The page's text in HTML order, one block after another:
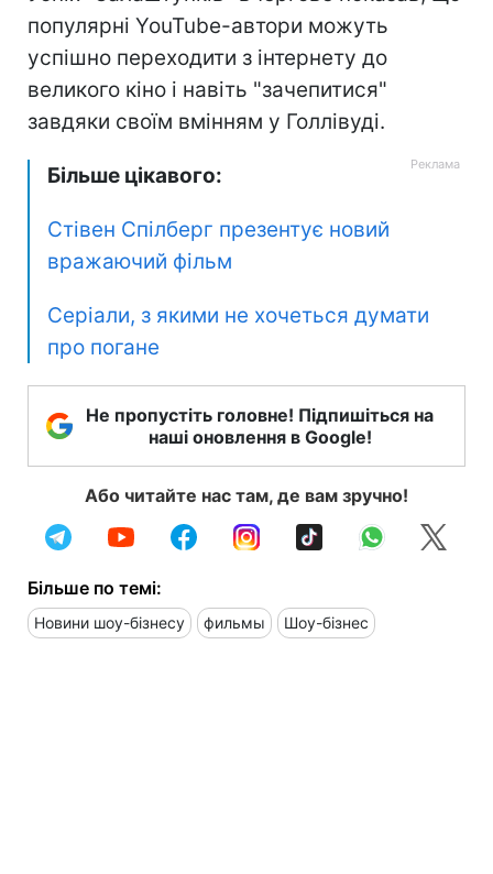
популярні YouTube-автори можуть
успішно переходити з інтернету до
великого кіно і навіть "зачепитися"
завдяки своїм вмінням у Голлівуді.
Більше цікавого:
Стівен Спілберг презентує новий
вражаючий фільм
Серіали, з якими не хочеться думати
про погане
Не пропустіть головне! Підпишіться на
наші оновлення в Google!
Або читайте нас там, де вам зручно!
Більше по темі:
Новини шоу-бізнесу фильмы Шоу-бізнес